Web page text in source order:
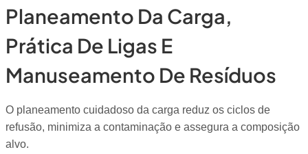
Planeamento Da Carga,
Prática De Ligas E
Manuseamento De Resíduos
O planeamento cuidadoso da carga reduz os ciclos de
refusão, minimiza a contaminação e assegura a composição
alvo.